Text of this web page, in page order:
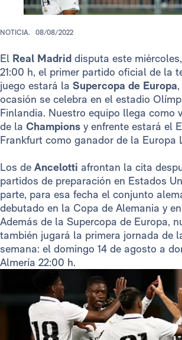
NOTICIA. 08/08/2022
El Real Madrid disputa este
21:00 h, el primer partido oficial de la
juego estará la Supercopa de Europa
ocasión se celebra en el estadio
Finlandia. Nuestro equipo llega como
de la Champions y enfrente estará el
Frankfurt como ganador de la Europa
Los de Ancelotti afrontan la cita
partidos de preparación en Estados
parte, para esa fecha el conjunto
debutado en la Copa de Alemania y
Además de la Supercopa de Europa,
también jugará la primera jornada de
semana: el domingo 14 de agosto a
Almería 22:00 h.